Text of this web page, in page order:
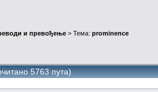
и превођење > Тема: prominence
5763 пута)